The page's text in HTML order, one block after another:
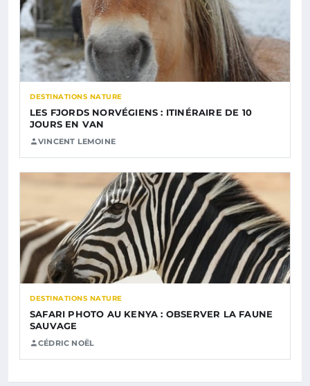
DESTINATIONS NATURE
LES FJORDS NORVÉGIENS : ITINÉRAIRE DE 10
JOURS EN VAN
VINCENT LEMOINE
DESTINATIONS NATURE
SAFARI PHOTO AU KENYA : OBSERVER LA FAUNE
SAUVAGE
CÉDRIC NOËL